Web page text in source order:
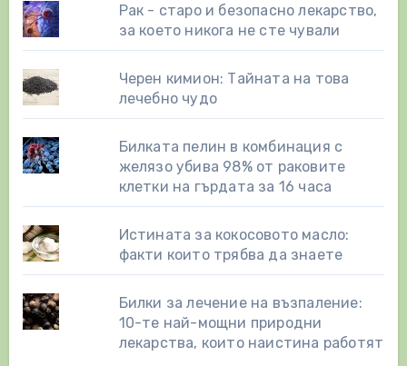
Рак - старо и безопасно лекарство,
за което никога не сте чували
Черен кимион: Тайната на това
лечебно чудо
Билката пелин в комбинация с
желязо убива 98% от раковите
клетки на гърдата за 16 часа
Истината за кокосовото масло:
факти които трябва да знаете
Билки за лечение на възпаление:
10-те най-мощни природни
лекарства, които наистина работят